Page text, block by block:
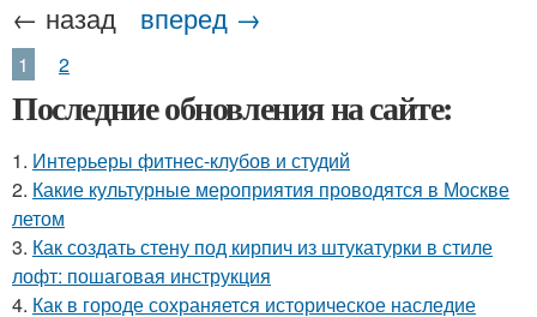
← назад вперед →
1 2
Последние обновления на сайте:
1. Интерьеры фитнес-клубов и студий
2. Какие культурные мероприятия проводятся в Москве
летом
3. Как создать стену под кирпич из штукатурки в стиле
лофт: пошаговая инструкция
4. Как в городе сохраняется историческое наследие